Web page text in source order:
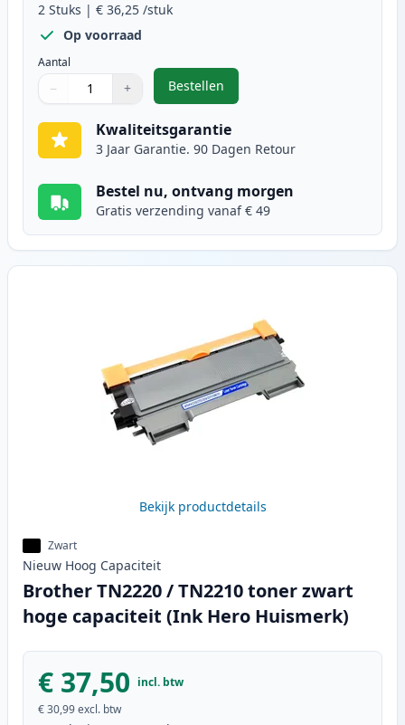
2 Stuks | € 36,25 /stuk
Op voorraad
Aantal
Gebruik de knoppen om aan te passen
− +
1
Bestellen
,2 stuks Brother TN2220
Kwaliteitsgarantie
3 Jaar Garantie. 90 Dagen Retour
Bestel nu, ontvang morgen
Gratis verzending vanaf € 49
Bekijk productdetails
Zwart
Nieuw Hoog Capaciteit
Brother TN2220 / TN2210 toner zwart
hoge capaciteit (Ink Hero Huismerk)
€ 37,50 incl. btw
€ 30,99excl. btw